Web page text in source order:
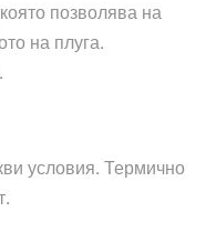
позволява на
на плуга.
условия. Термично